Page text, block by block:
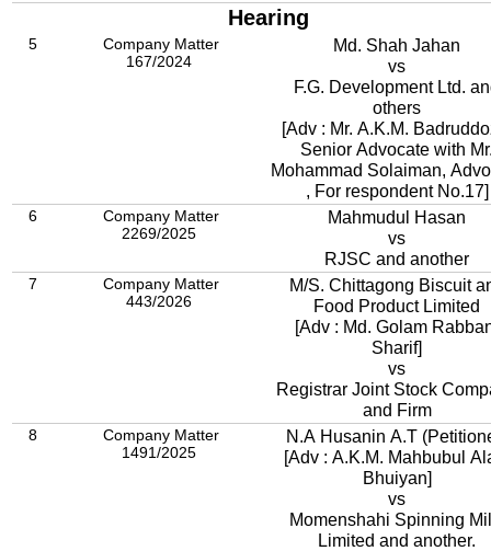
Hearing
5
Company Matter
167/2024
Md. Shah Jahan
vs
F.G. Development Ltd.
others
[Adv : Mr. A.K.M.
Senior Advocate with
Mohammad Solaiman,
, For respondent No.17]
6
Company Matter
2269/2025
Mahmudul Hasan
vs
RJSC and another
7
Company Matter
443/2026
M/S. Chittagong Biscuit
Food Product Limited
[Adv : Md. Golam
Sharif]
vs
Registrar Joint Stock
and Firm
8
Company Matter
1491/2025
N.A Husanin A.T
[Adv : A.K.M. Mahbubul
Bhuiyan]
vs
Momenshahi Spinning
Limited and another.